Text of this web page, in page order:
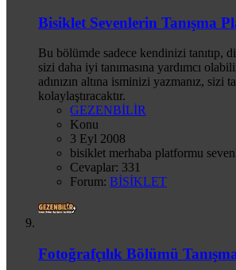
Bisiklet Sevenlerin Tanışma
Bu bölümde sadece kendinizi tanıtıp,
sizi daha iyi tanımasına yardımcı
adınızın altına isminizi yazmanız, sizi
kolaylaştıracaktır.
GEZENBİLİR
Konu
3 Eyl 2008
bisiklet merhaba platformu
Cevaplar: 331
Forum: BİSİKLET
Fotoğrafçılık Bölümü